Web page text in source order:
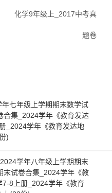
化学9年级上_2017中考真
题卷
七年级上学期期末数学试
合集_2024学年《教育发达
_2024学年《教育发达地
)
学年八年级上学期期末
末试卷合集_2024学年《教
8上册_2024学年《教育